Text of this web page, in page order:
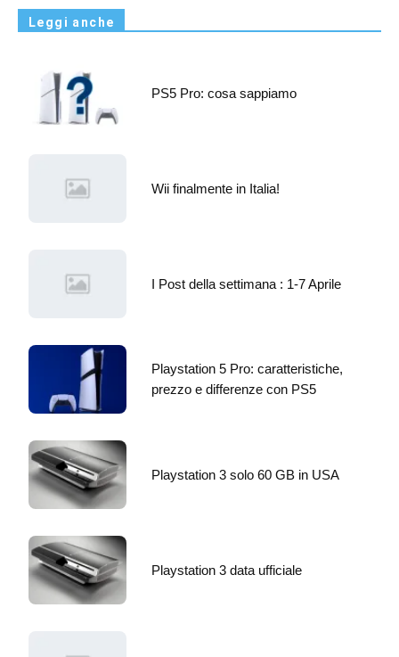
Leggi anche
PS5 Pro: cosa sappiamo
Wii finalmente in Italia!
I Post della settimana : 1-7 Aprile
Playstation 5 Pro: caratteristiche,
prezzo e differenze con PS5
Playstation 3 solo 60 GB in USA
Playstation 3 data ufficiale